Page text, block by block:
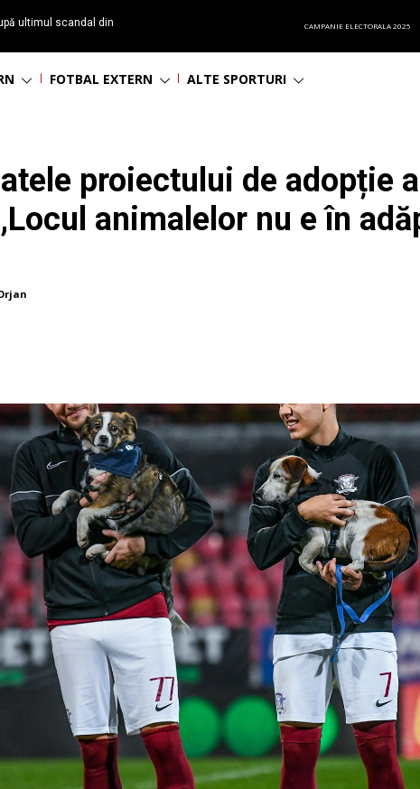
studio, la Trafic Sport:
CAMPANIE ELECTORALA 2025
FOTBAL EXTERN ALTE SPORTURI
proiectului de adopție
animalelor nu e în